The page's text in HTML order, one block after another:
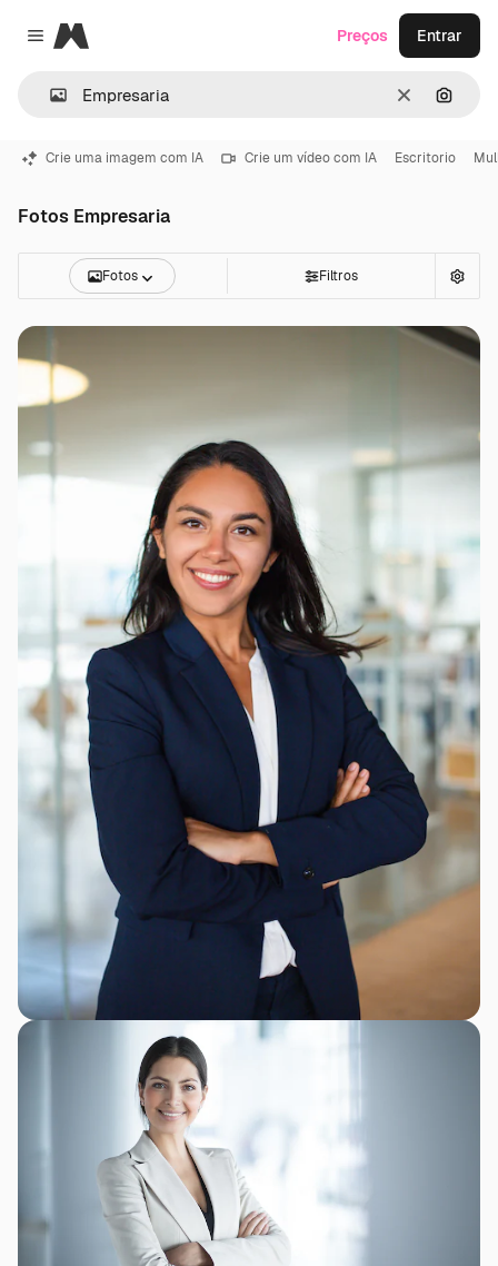
Close menu
Magnific
Limpar
Preços Entrar
Crie uma imagem com IA Crie um vídeo com IA Escritorio
Fotos Empresaria
Fotos Filtros